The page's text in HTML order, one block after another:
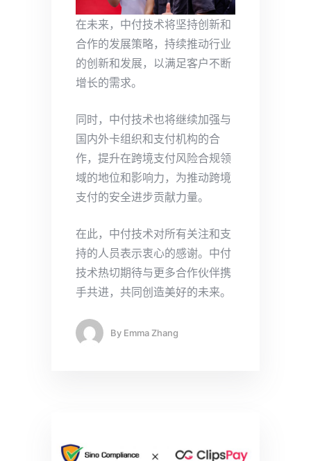
在未来，中付技术将坚持创新和
合作的发展策略，持续推动行业
的创新和发展，以满足客户不断
增长的需求。
同时，中付技术也将继续加强与
国内外卡组织和支付机构的合
作，提升在跨境支付风险合规领
域的地位和影响力，为推动跨境
支付的安全进步贡献力量。
在此，中付技术对所有关注和支
持的人员表示衷心的感谢。中付
技术热切期待与更多合作伙伴携
手共进，共同创造美好的未来。
By Emma Zhang